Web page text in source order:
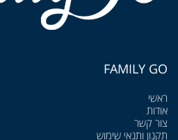
FAMILY GO
ראשי
אודות
צור קשר
תקנון ותנאי שימוש